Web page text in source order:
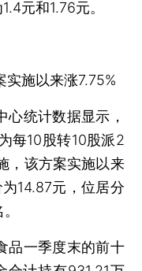
元和1.76元。
施以来涨7.75%
统计数据显示，
每10股转10股派2
，该方案实施以来
14.87元，位居分
一季度末的前十